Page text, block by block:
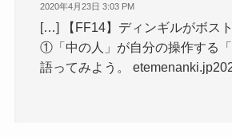
2020年4月23日 3:03 PM
[…] 【FF14】ディンギルがボス
①「中の人」が自分の操作する
語ってみよう。